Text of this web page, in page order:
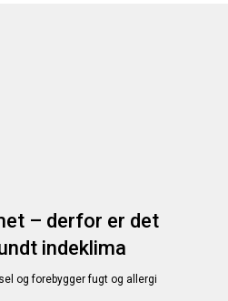
– derfor er det
indeklima
og forebygger fugt og allergi